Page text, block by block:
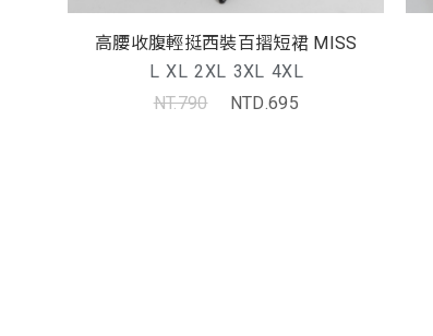
高腰收腹輕挺西裝百摺短裙 MISS
L XL 2XL 3XL 4XL
NT.790
NTD.695